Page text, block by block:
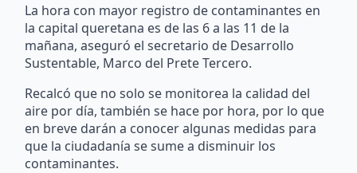
La hora con mayor registro de contaminantes en
la capital queretana es de las 6 a las 11 de la
mañana, aseguró el secretario de Desarrollo
Sustentable, Marco del Prete Tercero.
Recalcó que no solo se monitorea la calidad del
aire por día, también se hace por hora, por lo que
en breve darán a conocer algunas medidas para
que la ciudadanía se sume a disminuir los
contaminantes.